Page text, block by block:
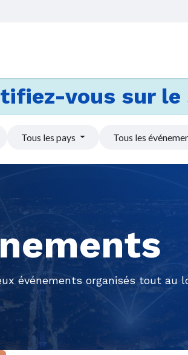
vous sur le
Tous les pays Tous les
événements organisés tout au